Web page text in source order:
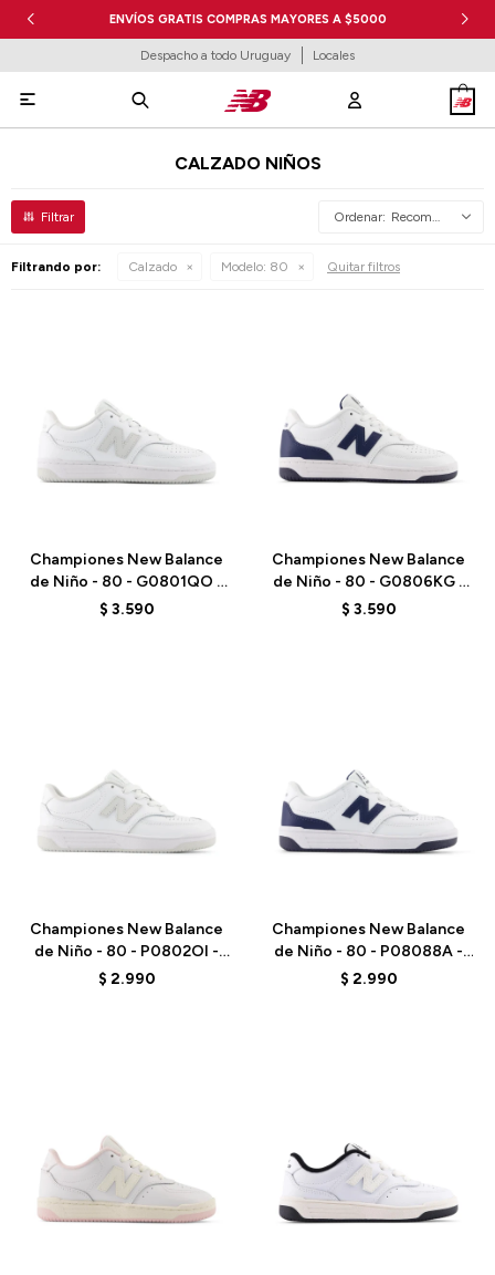
ENVÍOS GRATIS COMPRAS MAYORES A $5000
Despacho a todo Uruguay Locales

CALZADO NIÑOS
Recomendados
Filtrando por: Calzado Modelo: 80 Quitar filtros
Championes New Balance
de Niño - 80 - G0801QO -
WHITE
$ 3.590
Championes New Balance
de Niño - 80 - G0806KG -
WHITE
$ 3.590
Championes New Balance
de Niño - 80 - P0802OI -
WHITE
$ 2.990
Championes New Balance
de Niño - 80 - P08088A -
WHITE
$ 2.990